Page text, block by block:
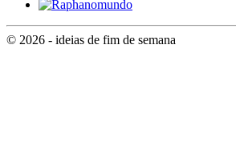
© 2026 - ideias de fim de semana